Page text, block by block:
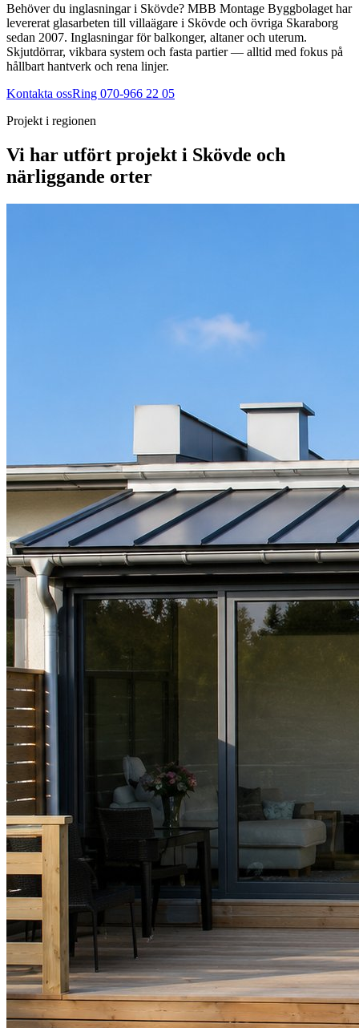
Behöver du inglasningari Skövde? MBB Montage Byggbolaget har
levererat glasarbeten till villaägare i Skövde och övriga Skaraborg
sedan 2007. Inglasningar för balkonger, altaner och uterum.
Skjutdörrar, vikbara system och fasta partier — alltid med fokus på
hållbart hantverk och rena linjer.
Kontakta ossRing 070-966 22 05
Projekt i regionen
Vi har utfört projekt i Skövde och
närliggande orter